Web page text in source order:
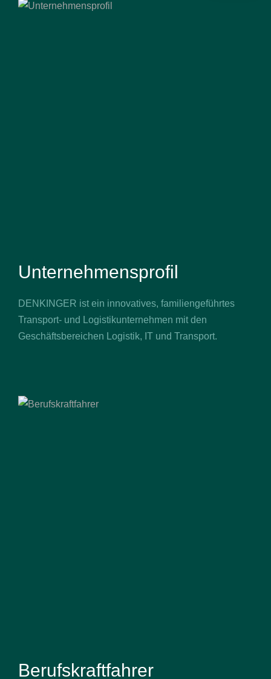
Unternehmensprofil
DENKINGER ist ein innovatives, familiengeführtes
Transport- und Logistikunternehmen mit den
Geschäftsbereichen Logistik, IT und Transport.
Berufskraftfahrer